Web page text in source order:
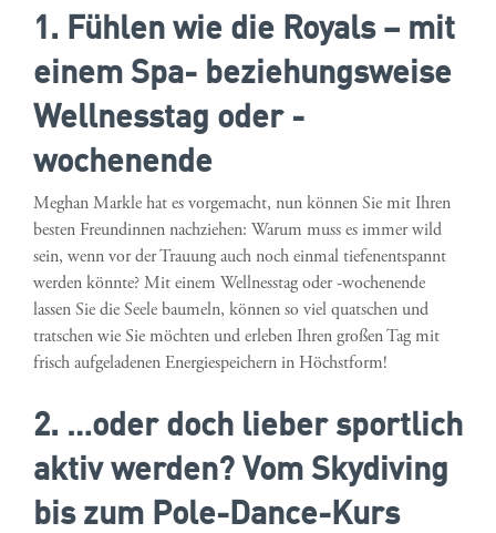
1. Fühlen wie die Royals – mit
einem Spa- beziehungsweise
Wellnesstag oder -
wochenende
Meghan Markle hat es vorgemacht, nun können Sie mit Ihren
besten Freundinnen nachziehen: Warum muss es immer wild
sein, wenn vor der Trauung auch noch einmal tiefenentspannt
werden könnte? Mit einem Wellnesstag oder -wochenende
lassen Sie die Seele baumeln, können so viel quatschen und
tratschen wie Sie möchten und erleben Ihren großen Tag mit
frisch aufgeladenen Energiespeichern in Höchstform!
2. …oder doch lieber sportlich
aktiv werden? Vom Skydiving
bis zum Pole-Dance-Kurs